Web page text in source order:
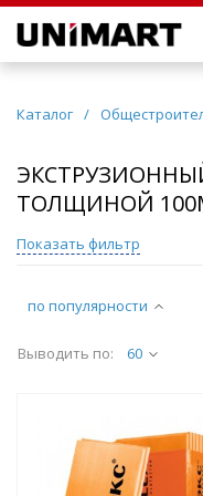
Каталог /
ТОЛЩИНОЙ
по популярности
Выводить по: 60
Показать фильтр